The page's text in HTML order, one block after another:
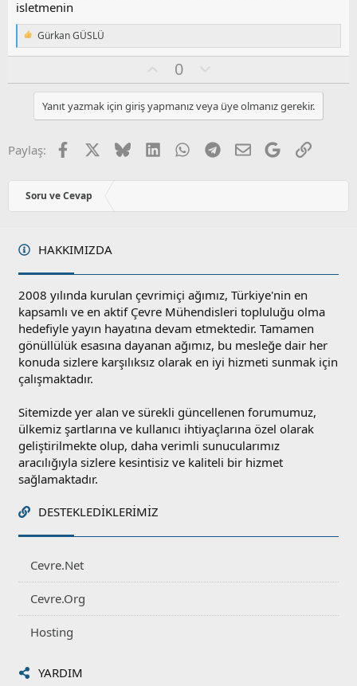
l
isletmenin
T
e
Gürkan GÜSLÜ
y
l
a
0
l
u
m
u
z
o
l
Yanıt yazmak için giriş yapmanız veya üye olmanız gerekir.
Paylaş: Facebook BlueskyLinkedInWhatsApp
Telegram
E-postaGoogleLink
Soru ve Cevap
HAKKIMIZDA
2008 yılında kurulan çevrimiçi ağımız, Türkiye'nin en
kapsamlı ve en aktif Çevre Mühendisleri topluluğu olma
hedefiyle yayın hayatına devam etmektedir. Tamamen
gönüllülük esasına dayanan ağımız, bu mesleğe dair her
konuda sizlere karşılıksız olarak en iyi hizmeti sunmak için
çalışmaktadır.
Sitemizde yer alan ve sürekli güncellenen forumumuz,
ülkemiz şartlarına ve kullanıcı ihtiyaçlarına özel olarak
geliştirilmekte olup, daha verimli sunucularımız
aracılığıyla sizlere kesintisiz ve kaliteli bir hizmet
sağlamaktadır.
DESTEKLEDIKLERIMIZ
Cevre.Net
Cevre.Org
Hosting
YARDIM